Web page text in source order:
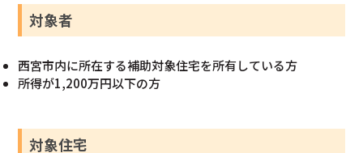
対象者
西宮市内に所在する補助対象住宅を所有している方
所得が1,200万円以下の方
対象住宅